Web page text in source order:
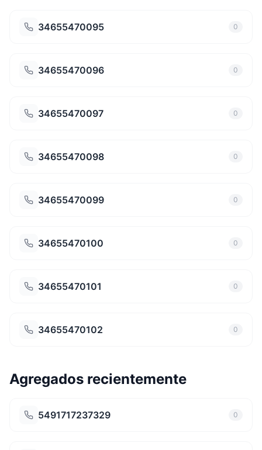
34655470095 0
34655470096 0
34655470097 0
34655470098 0
34655470099 0
34655470100 0
34655470101 0
34655470102 0
Agregados recientemente
5491717237329 0